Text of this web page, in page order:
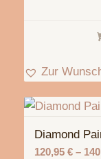
Zur
Diamond
120,95 €–